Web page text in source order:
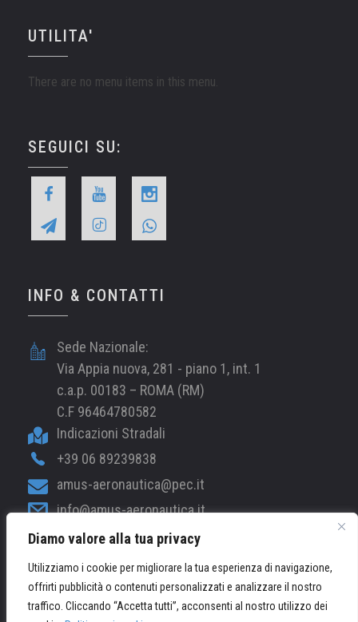
Diamo valore alla tua privacy
Utilizziamo i cookie per migliorare la tua esperienza di navigazione,
offrirti pubblicità o contenuti personalizzati e analizzare il nostro
traffico. Cliccando “Accetta tutti”, acconsenti al nostro utilizzo dei
UTILITA'
There are no menu items in this menu.
SEGUICI SU:
INFO & CONTATTI
Sede Nazionale:
Via Appia nuova, 281 - piano 1, int. 1
c.a.p. 00183 – ROMA (RM)
C.F 96464780582
Indicazioni Stradali
+39 06 89239838
amus-aeronautica@pec.it
info@amus-aeronautica.it
web@amus-aeronautica.it
© 2026 AMUS-Aeronautica.it - Tutti i Diritti Riservati /